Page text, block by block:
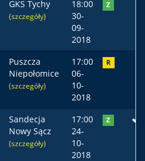
GKS Tychy
(szczegóły)
18:00
30-
09-
2018
Z
Puszcza
Niepołomice
(szczegóły)
17:00
06-
10-
2018
R
Sandecja
Nowy Sącz
(szczegóły)
17:00
24-
10-
2018
Z